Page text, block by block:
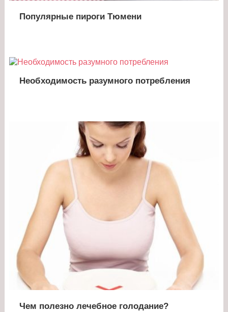
Популярные пироги Тюмени
Необходимость разумного потребления
Чем полезно лечебное голодание?